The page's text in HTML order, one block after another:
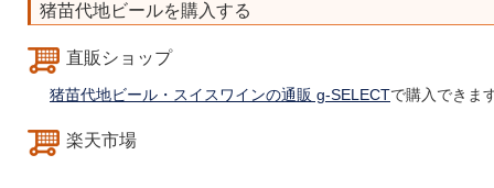
猪苗代地ビールを購入する
直販ショップ
猪苗代地ビール・スイスワインの通販 g-SELECTで購入できま
楽天市場